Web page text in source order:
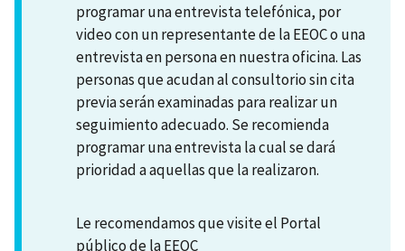
programar una entrevista telefónica, por
video con un representante de la EEOC o una
entrevista en persona en nuestra oficina. Las
personas que acudan al consultorio sin cita
previa serán examinadas para realizar un
seguimiento adecuado. Se recomienda
programar una entrevista la cual se dará
prioridad a aquellas que la realizaron.
Le recomendamos que visite el Portal
público de la EEOC